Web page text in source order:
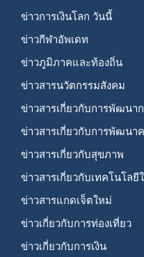
ข่าวการเงินโลก วันนี้
ข่าวกีฬาอัพเดท
ข่าวภูมิภาคและท้องถิ่น
ข่าวสารนวัตกรรมสังคม
ข่าวสารเกี่ยวกับการพัฒนา
ข่าวสารเกี่ยวกับการพัฒนา
ข่าวสารเกี่ยวกับสุขภาพ
ข่าวสารเกี่ยวกับเทคโนโล
ข่าวสารแกดเจ็ตใหม่
ข่าวเกี่ยวกับการท่องเที่ยว
ข่าวเกี่ยวกับการเงิน